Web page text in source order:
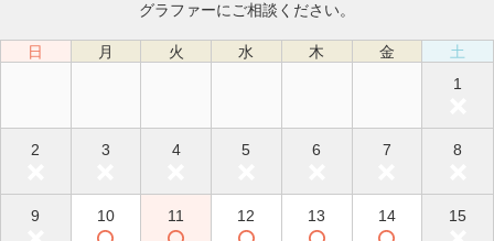
グラファーにご相談ください。
日 月 火 水 木 金
土
1
2 3 4 5 6 7 8
9 10 11 12 13 14 15